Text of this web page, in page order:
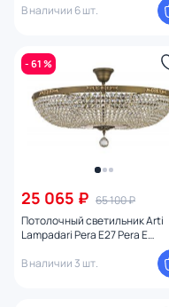
В наличии 6 шт.
- 61 %
25 065 ₽ 65 100 ₽
Потолочный светильник Arti
Lampadari Pera E27 Pera E
В наличии 3 шт.